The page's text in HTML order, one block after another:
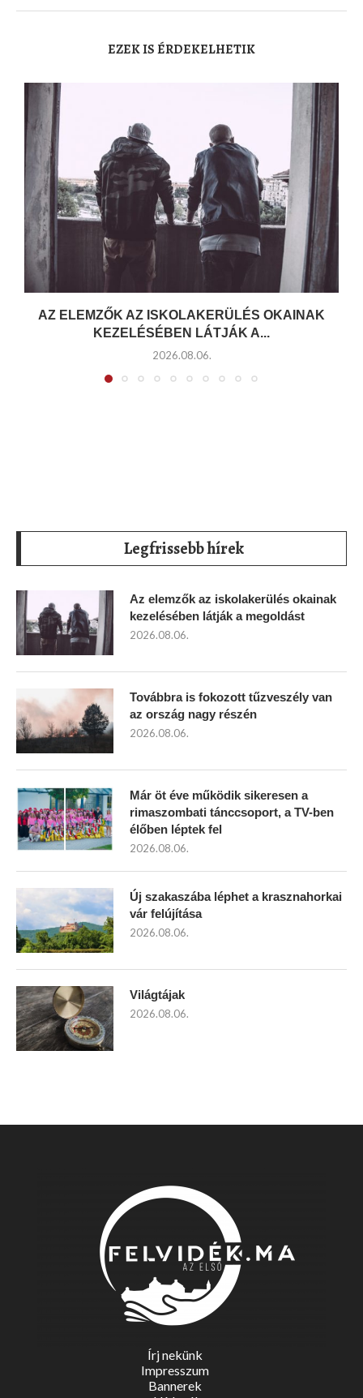
EZEK IS ÉRDEKELHETIK
AZ ELEMZŐK AZ ISKOLAKERÜLÉS OKAINAK
KEZELÉSÉBEN LÁTJÁK A...
2026.08.06.
Legfrissebb hírek
Az elemzők az iskolakerülés okainak
kezelésében látják a megoldást
2026.08.06.
Továbbra is fokozott tűzveszély van
az ország nagy részén
2026.08.06.
Már öt éve működik sikeresen a
rimaszombati tánccsoport, a TV-ben
élőben léptek fel
2026.08.06.
Új szakaszába léphet a krasznahorkai
vár felújítása
2026.08.06.
Világtájak
2026.08.06.
Írj nekünk
Impresszum
Bannerek